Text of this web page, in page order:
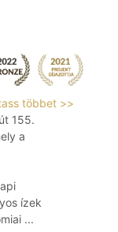
többet >>
155.
a
ízek
...